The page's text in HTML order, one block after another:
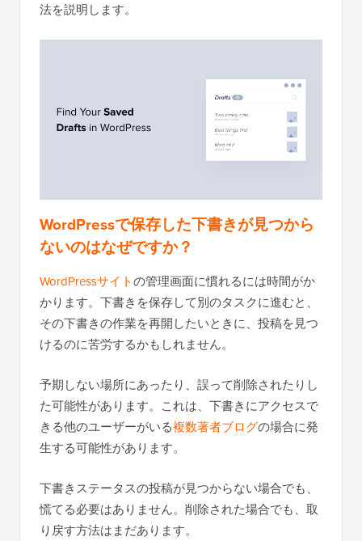
法を説明します。
WordPressで保存した下書きが見つから
ないのはなぜですか？
WordPressサイトの管理画面に慣れるには時間がか
かります。下書きを保存して別のタスクに進むと、
その下書きの作業を再開したいときに、投稿を見つ
けるのに苦労するかもしれません。
予期しない場所にあったり、誤って削除されたりし
た可能性があります。これは、下書きにアクセスで
きる他のユーザーがいる複数著者ブログの場合に発
生する可能性があります。
下書きステータスの投稿が見つからない場合でも、
慌てる必要はありません。削除された場合でも、取
り戻す方法はまだあります。